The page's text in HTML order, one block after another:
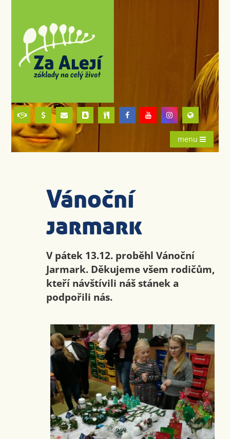
menu
Vánoční
jarmark
V pátek 13.12. proběhl Vánoční
Jarmark. Děkujeme všem rodičům,
kteří návštívili náš stánek a
podpořili nás.